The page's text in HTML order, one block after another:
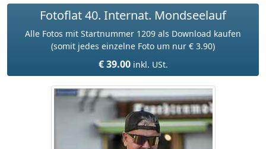
Fotoflat 40. Internat. Mondseelauf
Alle Fotos mit Startnummer 1209 als Download kaufen
(somit jedes einzelne Foto um nur € 3.90)
€ 39.00 inkl. USt.